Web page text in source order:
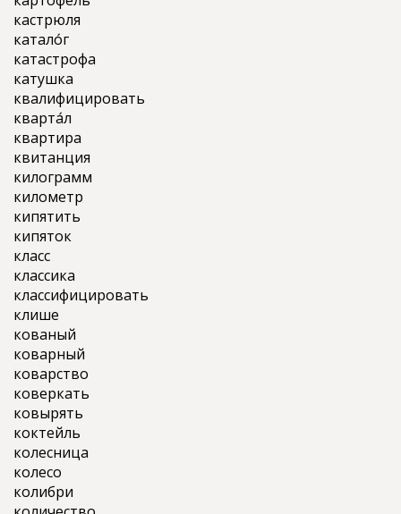
кастрюля
катало́г
катастрофа
катушка
квалифицировать
кварта́л
квартира
квитанция
килограмм
километр
кипятить
кипяток
класс
классика
классифицировать
клише
кованый
коварный
коварство
коверкать
ковырять
коктейль
колесница
колесо
колибри